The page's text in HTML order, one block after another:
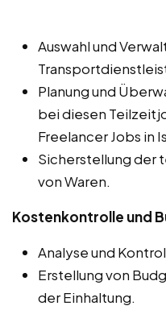
Auswahl und
Planung und
bei diesen
Freelancer Jobs in
Sicherstellung der
von Waren.
Kostenkontrolle und
Analyse und
Erstellung von
der Einhaltung.